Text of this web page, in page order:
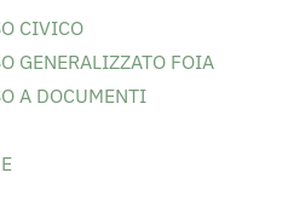
CIVICO
GENERALIZZATO FOIA
A DOCUMENTI